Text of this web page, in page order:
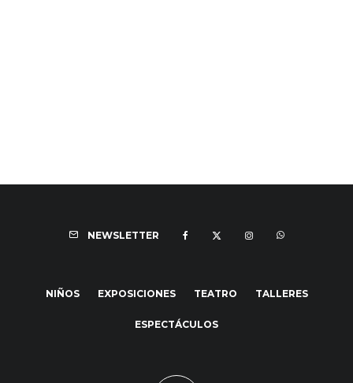
NEWSLETTER
NIÑOS EXPOSICIONES TEATRO TALLERES
ESPECTÁCULOS